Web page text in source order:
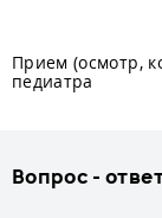
Прием (осмотр,
педиатра
Вопрос -